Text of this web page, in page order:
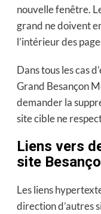
nouvelle fenêtre.
grand ne doivent
l’intérieur des
Dans tous les cas
Grand Besançon
demander la
site cible ne
Liens vers
site
Les liens
direction d’autres